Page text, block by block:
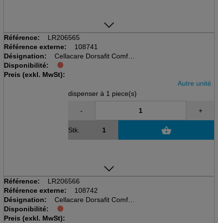
Référence:
LR206565
Référence externe:
108741
Désignation:
Cellacare Dorsafit Comfort
disp à 1 pcs, taille 2
Rückenbandage
Disponibilité:
Preis (exkl. MwSt):
Autre unité
dispenser à 1 piece(s)
- +
Stk.
Référence:
LR206566
Référence externe:
108742
Désignation:
Cellacare Dorsafit Comfort
disp à 1 pcs, taille 3
Rückenbandage
Disponibilité:
Preis (exkl. MwSt):